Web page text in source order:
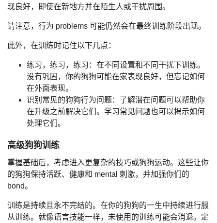
现良好，即使在新地方并在陌生人或干扰周围。
请注意，行为 problems 可能仍然会在最终训练阶段出现。
此外，在训练时记住以下几点：
练习，练习，练习：在不同设置和不同干扰下训练。
没有巩固，你的狗狗可能在家表现良好，但忘记如何
在外面表现。
识别常见的狗狗行为问题：了解潜在问题可以帮助你
在升级之前解决它们。学习常见问题也可以揭示如何
处理它们。
高级狗狗训练
掌握基础后，考虑进入更复杂的技巧或狗狗运动。这些让你
的狗狗保持活跃、健康和 mental 刺激，并加强你们的
bond。
训练是持续且永不完结的。在你的狗狗的一生中持续进行服
从训练。就像语言技能一样，未使用的训练可能会消退。定